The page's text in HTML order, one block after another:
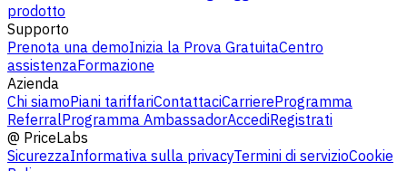
prodotto
Supporto
Prenota una demoInizia la Prova GratuitaCentro
assistenzaFormazione
Azienda
Chi siamoPiani tariffariContattaciCarriereProgramma
ReferralProgramma AmbassadorAccediRegistrati
@ PriceLabs
SicurezzaInformativa sulla privacyTermini di servizioCookie